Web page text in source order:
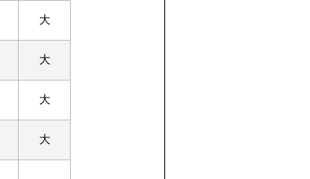
大
大
大
大